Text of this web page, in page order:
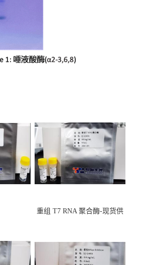
重组 T7 RNA 聚合酶-现货供